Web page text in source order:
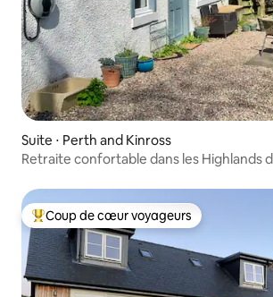
Suite ⋅ Perth and Kinross
Retraite confortable dans les Highlands
Coups de cœur voyageurs les plus
Coup de cœur voyageurs